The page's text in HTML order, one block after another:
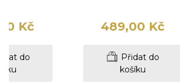
Kč
do
489,00 Kč
Přidat do
košíku